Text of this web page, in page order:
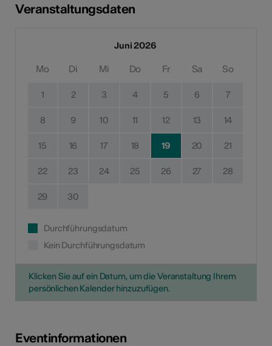
Veranstaltungsdaten
Juni 2026
Mo Di Mi Do Fr Sa So
1 2 3 4 5 6 7
8 9 10 11 12 13 14
15 16 17 18 19 20 21
22 23 24 25 26 27 28
29 30
Durchführungsdatum
Kein Durchführungsdatum
Klicken Sie auf ein Datum, um die Veranstaltung Ihrem
persönlichen Kalender hinzuzufügen.
Eventinformationen